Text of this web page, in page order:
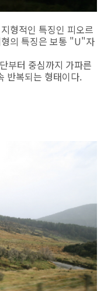
형적인 특징인 피오르
의 특징은 보통 "U"자
부터 중심까지 가파른
반복되는 형태이다.